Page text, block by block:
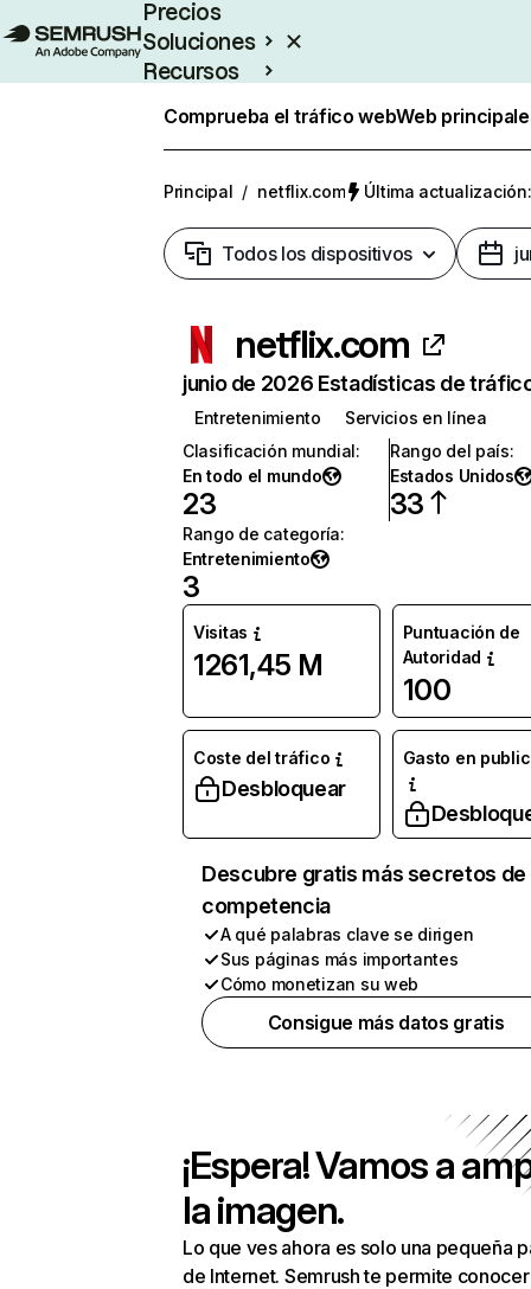
Precios
Soluciones
Recursos
Comprueba el tráfico webWeb
Principal / netflix.com Última
Todos los dispositivos
netflix.com
junio de 2026 Estadísticas de
Entretenimiento
Servicios en línea
Clasificación mundial:
En todo el mundo
23
Rango del país:
Estados Unidos
33
Rango de categoría:
Entretenimiento
3
Visitas
1261,45 M
Puntuación de
Autoridad
100
Coste del tráfico
Desbloquear
Gasto en
Descubre gratis más secretos de
competencia
A qué palabras clave se dirigen
Sus páginas más importantes
Cómo monetizan su web
Consigue más datos gratis
¡Espera! Vamos a
la imagen.
Lo que ves ahora es solo una pequeña
de Internet. Semrush te permite